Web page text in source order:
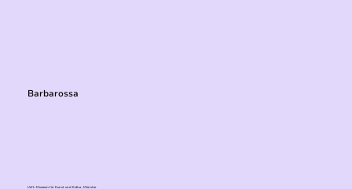
LWL-Museum für Kunst und Kultur, Münster
Barbarossa